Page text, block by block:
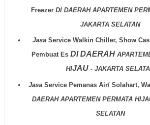
Freezer DI DAERAH APARTEMEN
JAKARTA SELATAN
Jasa Service Walkin Chiller, Show
Pembuat Es DI DAERAH
HIJAU - JAKARTA
Jasa Service Pemanas Air/ Solahart,
DAERAH APARTEMEN PERMATA
SELATAN